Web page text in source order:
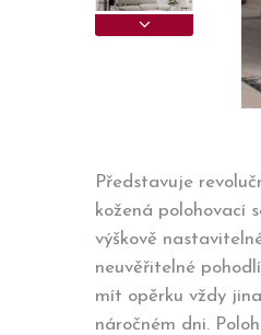
Představuje
kožená polohovací
výškově
neuvěřitelné
mít opěrku vždy
náročném dni.